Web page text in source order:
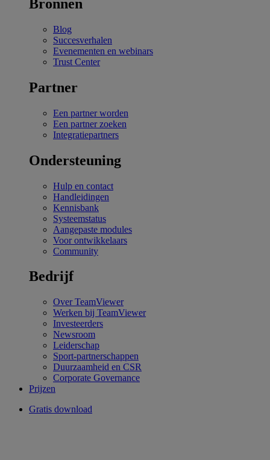
Bronnen
Blog
Succesverhalen
Evenementen en webinars
Trust Center
Partner
Een partner worden
Een partner zoeken
Integratiepartners
Ondersteuning
Hulp en contact
Handleidingen
Kennisbank
Systeemstatus
Aangepaste modules
Voor ontwikkelaars
Community
Bedrijf
Over TeamViewer
Werken bij TeamViewer
Investeerders
Newsroom
Leiderschap
Sport-partnerschappen
Duurzaamheid en CSR
Corporate Governance
Prijzen
Gratis download